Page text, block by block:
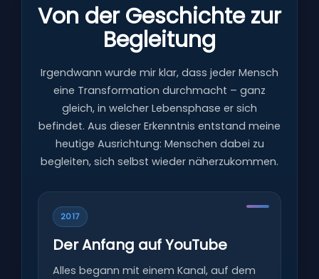
Von der Geschichte zur
Begleitung
Irgendwann wurde mir klar, dass jeder Mensch
eine Transformation durchmacht – ganz
gleich, in welcher Lebensphase er sich
befindet. Aus dieser Erkenntnis entstand meine
heutige Ausrichtung: Menschen dabei zu
begleiten, sich selbst wieder näherzukommen.
2017
Der Anfang auf YouTube
Alles begann mit einem Kanal, auf dem